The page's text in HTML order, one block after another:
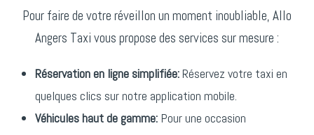
Pour faire de votre réveillon un moment inoubliable, Allo
Angers Taxi vous propose des services sur mesure :
Réservation en ligne simplifiée:Réservez votre taxi en
quelques clics sur notre application mobile.
Véhicules haut de gamme: Pour une occasion